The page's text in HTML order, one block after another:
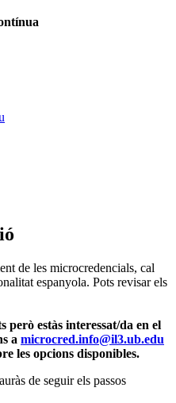
de les microcredencials, cal
espanyola. Pots revisar els
però estàs interessat/da en el
a microcred.info@il3.ub.edu
les opcions disponibles.
de seguir els passos